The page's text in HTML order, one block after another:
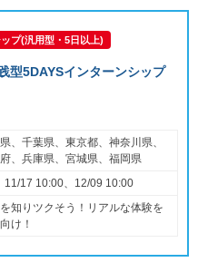
プ(汎用型・5日以上)
型5DAYSインターンシップ
、千葉県、東京都、神奈川県、
、兵庫県、宮城県、福岡県
11/17 10:00、12/09 10:00
知りツクそう！リアルな体験を
け！